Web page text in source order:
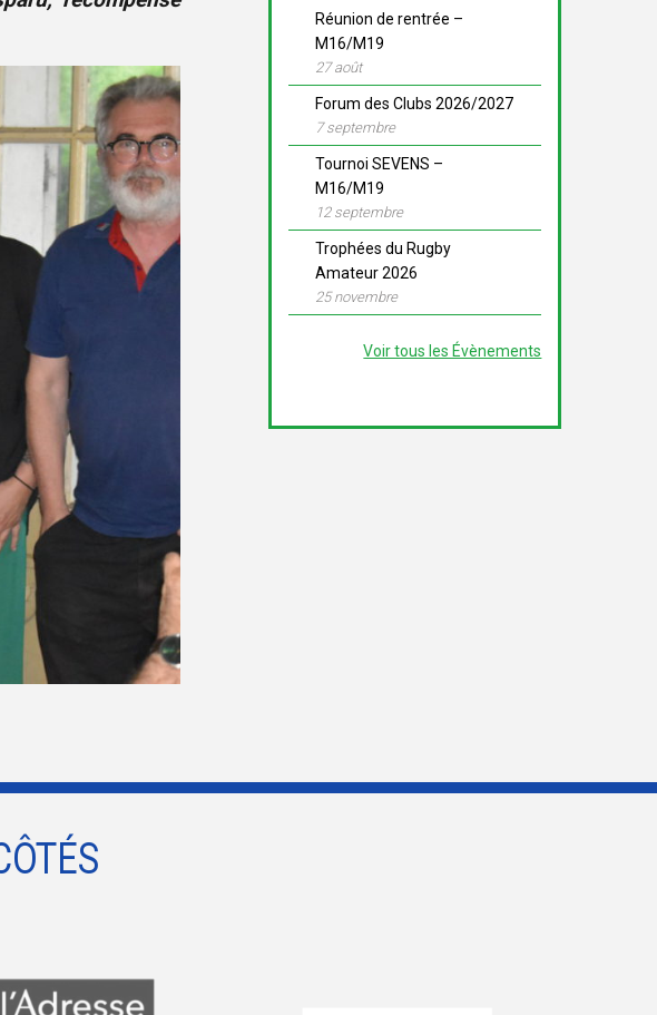
Réunion de rentrée –
M16/M19
27 août
Forum des Clubs 2026/2027
7 septembre
Tournoi SEVENS –
M16/M19
12 septembre
Trophées du Rugby
Amateur 2026
25 novembre
Voir tous les Évènements